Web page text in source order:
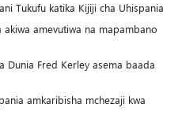
Tukufu katika Kijiji cha Uhispania
amevutiwa na mapambano
Dunia Fred Kerley asema baada
amkaribisha mchezaji kwa